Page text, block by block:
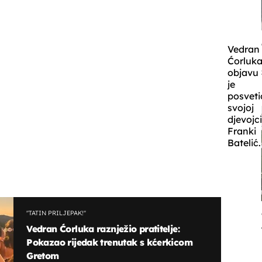
Vedran
objavu
je
svojoj
djevojci
Franki
Batelić.
''TATIN PRILJEPAK!''
Vedran Ćorluka raznježio pratitelje:
Pokazao rijedak trenutak s kćerkicom
Gretom